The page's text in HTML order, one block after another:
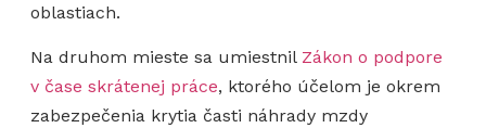
oblastiach.
Na druhom mieste sa umiestnil Zákon o podpore
v čase skrátenej práce, ktorého účelom je okrem
zabezpečenia krytia časti náhrady mzdy